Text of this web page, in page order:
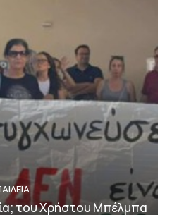
του Χρήστου Μπέλμπα